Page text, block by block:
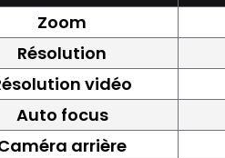
Zoom
Résolution
vidéo
Auto focus
arrière